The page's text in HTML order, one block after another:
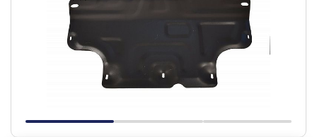
Slide 1 of 3